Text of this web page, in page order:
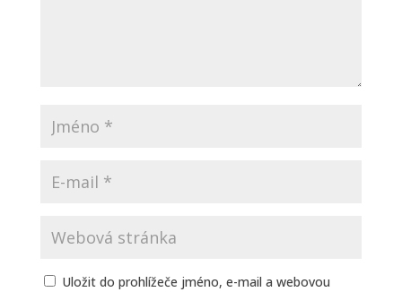
Uložit do prohlížeče jméno, e-mail a webovou